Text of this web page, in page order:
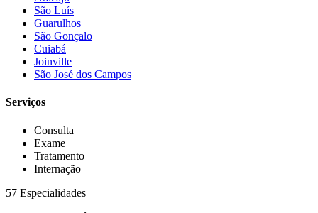
São Luís
Guarulhos
São Gonçalo
Cuiabá
Joinville
São José dos Campos
Serviços
Consulta
Exame
Tratamento
Internação
57 Especialidades